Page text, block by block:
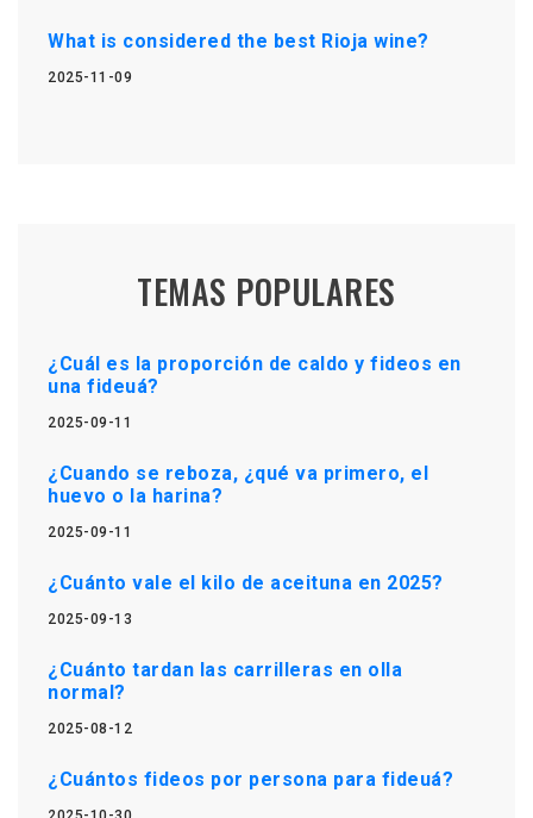
What is considered the best Rioja wine?
2025-11-09
TEMAS POPULARES
¿Cuál es la proporción de caldo y fideos en
una fideuá?
2025-09-11
¿Cuando se reboza, ¿qué va primero, el
huevo o la harina?
2025-09-11
¿Cuánto vale el kilo de aceituna en 2025?
2025-09-13
¿Cuánto tardan las carrilleras en olla
normal?
2025-08-12
¿Cuántos fideos por persona para fideuá?